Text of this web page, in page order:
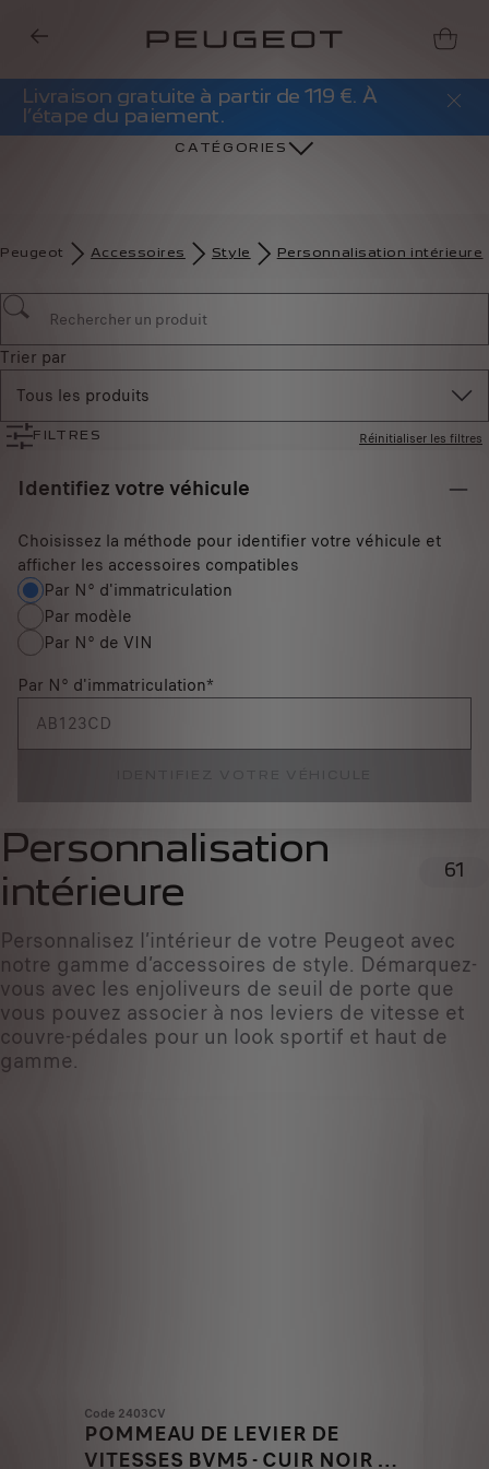
Livraison gratuite à partir de 119 €. À
l’étape du paiement.
CATÉGORIES
Peugeot Accessoires Style Personnalisation intérieure
Trier par
Tous les produits
FILTRES Réinitialiser les filtres
Identifiez votre véhicule
Choisissez la méthode pour identifier votre véhicule et
afficher les accessoires compatibles
Par N° d'immatriculation
Par modèle
Par N° de VIN
Par N° d'immatriculation*
Personnalisation
intérieure
61
Personnalisez l’intérieur de votre Peugeot avec
notre gamme d’accessoires de style. Démarquez-
vous avec les enjoliveurs de seuil de porte que
vous pouvez associer à nos leviers de vitesse et
couvre-pédales pour un look sportif et haut de
gamme.
Code 2403CV
POMMEAU DE LEVIER DE
VITESSES BVM5 - CUIR NOIR ET